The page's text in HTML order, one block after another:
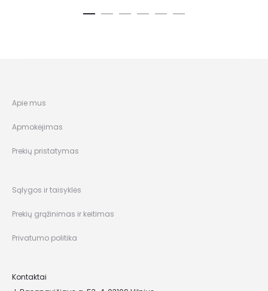
Apie mus
Apmokėjimas
Prekių pristatymas
Sąlygos ir taisyklės
Prekių grąžinimas ir keitimas
Privatumo politika
Kontaktai